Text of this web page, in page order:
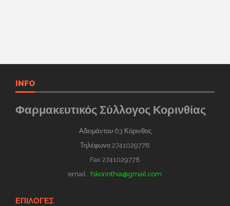
INFO
Φαρμακευτικός Σύλλογος Κορινθίας
Αδειμάντου 63 Κόρινθος
Τηλέφωνο 2741029778
Fax 2741029778
email : fskorinthia@gmail.com
ΕΠΙΛΟΓΕΣ